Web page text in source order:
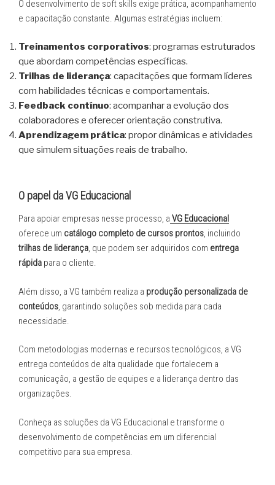
O desenvolvimento de soft skills exige prática, acompanhamento
e capacitação constante. Algumas estratégias incluem:
Treinamentos corporativos: programas estruturados
que abordam competências específicas.
Trilhas de liderança: capacitações que formam líderes
com habilidades técnicas e comportamentais.
Feedback contínuo: acompanhar a evolução dos
colaboradores e oferecer orientação construtiva.
Aprendizagem prática: propor dinâmicas e atividades
que simulem situações reais de trabalho.
O papel da VG Educacional
Para apoiar empresas nesse processo, a VG Educacional
oferece um catálogo completo de cursos prontos, incluindo
trilhas de liderança, que podem ser adquiridos com entrega
rápida para o cliente.
Além disso, a VG também realiza a produção personalizada de
conteúdos , garantindo soluções sob medida para cada
necessidade.
Com metodologias modernas e recursos tecnológicos, a VG
entrega conteúdos de alta qualidade que fortalecem a
comunicação, a gestão de equipes e a liderança dentro das
organizações.
Conheça as soluções da VG Educacional e transforme o
desenvolvimento de competências em um diferencial
competitivo para sua empresa.